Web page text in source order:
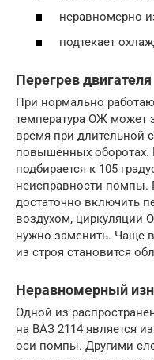
неравномерно
подтекает
Перегрев двигателя
При нормально
температура ОЖ может
время при длительной
повышенных оборотах.
подбирается к 105
неисправности помпы.
достаточно включить
воздухом, циркуляции
нужно заменить. Чаще
из строя становится
Неравномерный
Одной из
на ВАЗ 2114 является
оси помпы. Другими